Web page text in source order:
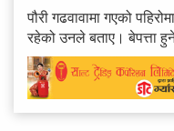
पौरी गढवावामा गएको
रहेको उनले बताए। बेपत्ता